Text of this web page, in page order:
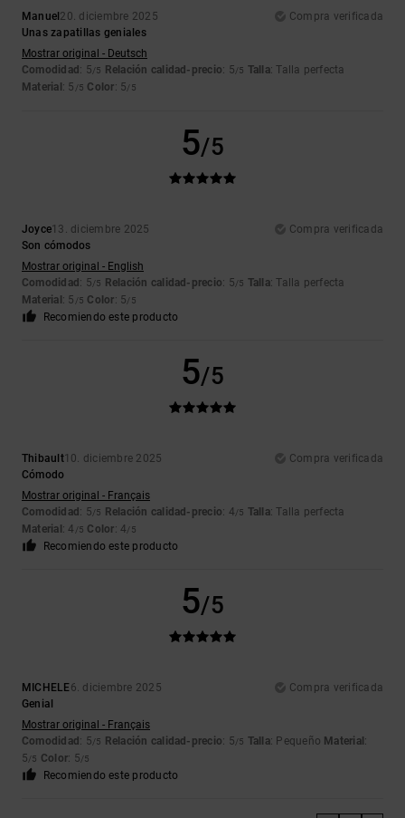
Manuel 20. diciembre 2025
Compra verificada
Unas zapatillas geniales
Mostrar original - Deutsch
Comodidad : 5/5 Relación calidad-precio: 5/5 Talla: Talla perfecta
Material : 5 /5 Color: 5/5
5/5
Joyce13. diciembre 2025
Compra verificada
Son cómodos
Mostrar original - English
Comodidad : 5/5 Relación calidad-precio: 5/5 Talla: Talla perfecta
Material : 5 /5 Color: 5/5
Recomiendo este producto
5/5
Thibault10. diciembre 2025
Compra verificada
Cómodo
Mostrar original - Français
Comodidad : 5/5 Relación calidad-precio: 4/5 Talla: Talla perfecta
Material : 4 /5 Color: 4/5
Recomiendo este producto
5/5
MICHELE6. diciembre 2025
Compra verificada
Genial
Mostrar original - Français
Comodidad : 5/5 Relación calidad-precio: 5/5 Talla: Pequeño Material :
5/5 Color: 5/5
Recomiendo este producto